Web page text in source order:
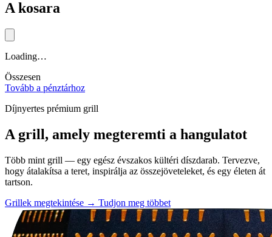
A kosara
Loading…
Összesen
Tovább a pénztárhoz
Díjnyertes prémium grill
A grill, amely megteremti a hangulatot
Több mint grill — egy egész évszakos kültéri díszdarab. Tervezve,
hogy átalakítsa a teret, inspirálja az összejöveteleket, és egy életen át
tartson.
Grillek megtekintése → Tudjon meg többet